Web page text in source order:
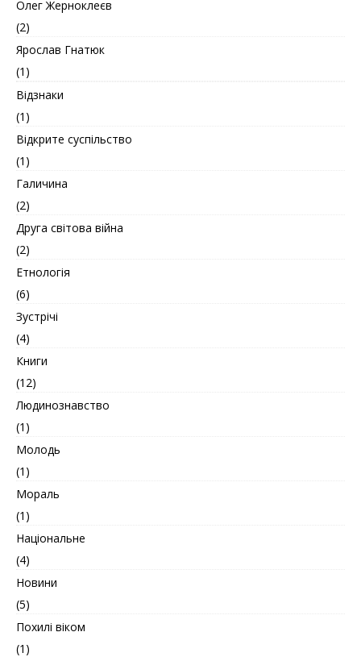
Олег Жерноклеєв
(2)
Ярослав Гнатюк
(1)
Відзнаки
(1)
Відкрите суспільство
(1)
Галичина
(2)
Друга світова війна
(2)
Етнологія
(6)
Зустрічі
(4)
Книги
(12)
Людинознавство
(1)
Молодь
(1)
Мораль
(1)
Національне
(4)
Новини
(5)
Похилі віком
(1)